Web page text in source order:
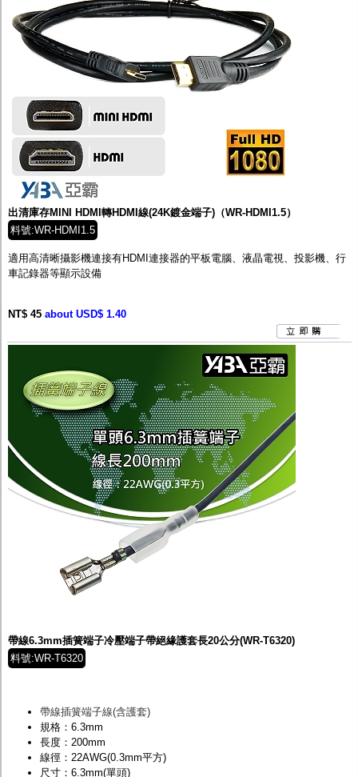
出清庫存MINI HDMI轉HDMI線(24K鍍金端子)（WR-HDMI1.5）
料號:WR-HDMI1.5
適用高清晰攝影機連接有HDMI連接器的平板電腦、液晶電視、投影機、行
車記錄器等顯示設備
NT$ 45 about USD$ 1.40
帶線6.3mm插簧端子冷壓端子帶絕緣護套長20公分(WR-T6320)
料號:WR-T6320
帶線插簧端子線(含護套)
規格：6.3mm
長度：200mm
線徑：22AWG(0.3mm平方)
尺寸：6.3mm(單頭)